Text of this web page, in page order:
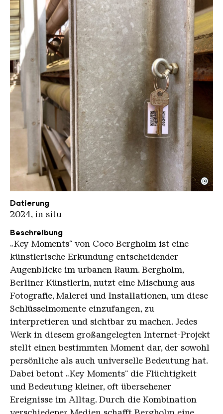
Coco Berghol Key Moments
Copyright: Coco Bergholm
©
Datierung
2024, in situ
Beschreibung
„Key Moments“ von Coco Bergholm ist eine
künstlerische Erkundung entscheidender
Augenblicke im urbanen Raum. Bergholm,
Berliner Künstlerin, nutzt eine Mischung aus
Fotografie, Malerei und Installationen, um diese
Schlüsselmomente einzufangen, zu
interpretieren und sichtbar zu machen. Jedes
Werk in diesem großangelegten Internet-Projekt
stellt einen bestimmten Moment dar, der sowohl
persönliche als auch universelle Bedeutung hat.
Dabei betont „Key Moments" die Flüchtigkeit
und Bedeutung kleiner, oft übersehener
Ereignisse im Alltag. Durch die Kombination